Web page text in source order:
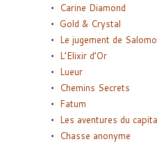
Carine Diamond
Gold & Crystal
Le jugement de
L’Elixir d’Or
Lueur
Chemins Secrets
Fatum
Les aventures du
Chasse anonyme